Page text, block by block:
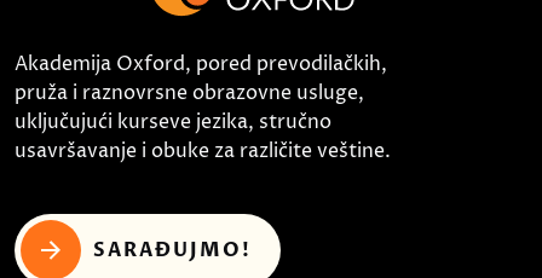
Akademija Oxford, pored prevodilačkih,
pruža i raznovrsne obrazovne usluge,
uključujući kurseve jezika, stručno
usavršavanje i obuke za različite veštine.
SARAĐUJMO!